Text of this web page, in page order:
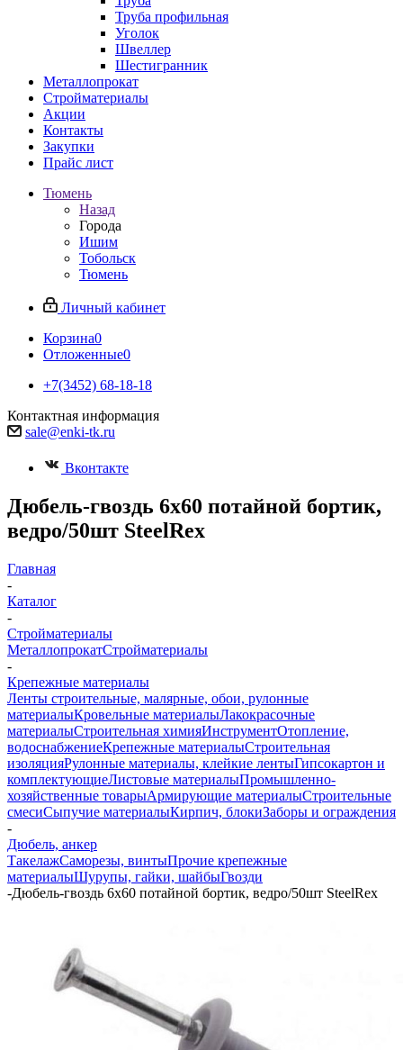
Труба профильная
Уголок
Швеллер
Шестигранник
Металлопрокат
Стройматериалы
Акции
Контакты
Закупки
Прайс лист
Тюмень
Назад
Города
Ишим
Тобольск
Тюмень
Личный кабинет
Корзина0
Отложенные0
+7(3452) 68-18-18
Контактная информация
sale@enki-tk.ru
Вконтакте
Дюбель-гвоздь 6х60 потайной бортик,
ведро/50шт SteelRex
Главная
-
Каталог
-
Стройматериалы
МеталлопрокатСтройматериалы
-
Крепежные материалы
Ленты строительные, малярные, обои, рулонные
материалыКровельные материалыЛакокрасочные
материалыСтроительная химияИнструментОтопление,
водоснабжениеКрепежные материалыСтроительная
изоляцияРулонные материалы, клейкие лентыГипсокартон и
комплектующиеЛистовые материалыПромышленно-
хозяйственные товарыАрмирующие материалыСтроительные
смесиСыпучие материалыКирпич, блокиЗаборы и ограждения
-
Дюбель, анкер
ТакелажСаморезы, винтыПрочие крепежные
материалыШурупы, гайки, шайбыГвозди
-Дюбель-гвоздь 6х60 потайной бортик, ведро/50шт SteelRex